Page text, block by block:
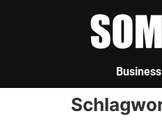
Business